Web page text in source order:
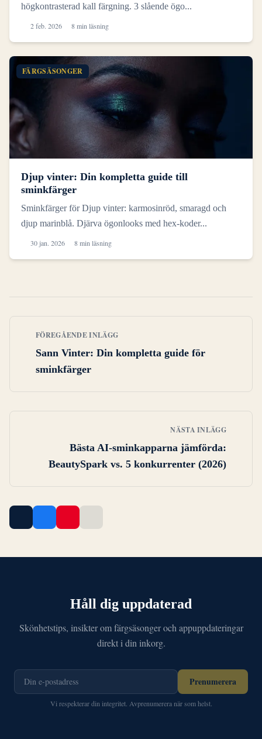
högkontrasterad kall färgning. 3 slående ögo...
2 feb. 2026 8 min läsning
FÄRGSÄSONGER
Djup vinter: Din kompletta guide till
sminkfärger
Sminkfärger för Djup vinter: karmosinröd, smaragd och
djup marinblå. Djärva ögonlooks med hex-koder...
30 jan. 2026 8 min läsning
FÖREGÅENDE INLÄGG
Sann Vinter: Din kompletta guide för
sminkfärger
NÄSTA INLÄGG
Bästa AI-sminkapparna jämförda:
BeautySpark vs. 5 konkurrenter (2026)
Håll dig uppdaterad
Skönhetstips, insikter om färgsäsonger och appuppdateringar
direkt i din inkorg.
Prenumerera
Vi respekterar din integritet. Avprenumerera när som helst.